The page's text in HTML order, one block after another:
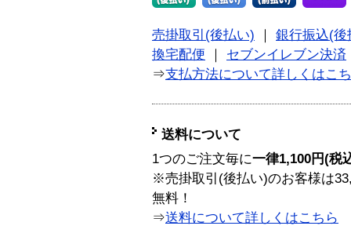
売掛取引(後払い)
銀行振込(後
換宅配便
セブンイレブン決済
⇒支払方法について詳しくはこ
送料について
1つのご注文毎に一律1,100円(税
※売掛取引(後払い)のお客様は
無料！
⇒送料について詳しくはこちら